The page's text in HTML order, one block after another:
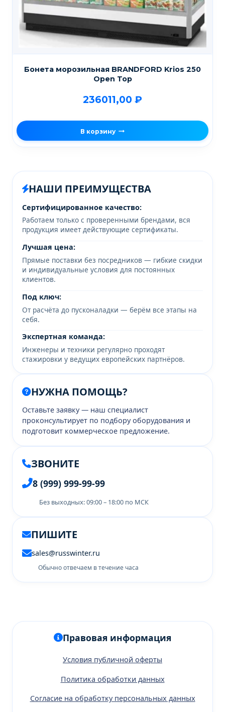
Бонета морозильная BRANDFORD Krios 250
Open Top
236011,00 ₽
В корзину
НАШИ ПРЕИМУЩЕСТВА
Сертифицированное качество:
Работаем только с проверенными брендами, вся
продукция имеет действующие сертификаты.
Лучшая цена:
Прямые поставки без посредников — гибкие скидки
и индивидуальные условия для постоянных
клиентов.
Под ключ:
От расчёта до пусконаладки — берём все этапы на
себя.
Экспертная команда:
Инженеры и техники регулярно проходят
стажировки у ведущих европейских партнёров.
НУЖНА ПОМОЩЬ?
Оставьте заявку — наш специалист
проконсультирует по подбору оборудования и
подготовит коммерческое предложение.
ЗВОНИТЕ
8 (999) 999-99-99
Без выходных: 09:00 – 18:00 по МСК
ПИШИТЕ
sales@russwinter.ru
Обычно отвечаем в течение часа
Правовая информация
Условия публичной оферты
Политика обработки данных
Согласие на обработку персональных данных